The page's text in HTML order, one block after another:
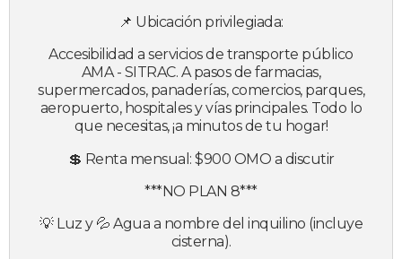
📌 Ubicación privilegiada:
Accesibilidad a servicios de transporte público
AMA - SITRAC. A pasos de farmacias,
supermercados, panaderías, comercios, parques,
aeropuerto, hospitales y vías principales. Todo lo
que necesitas, ¡a minutos de tu hogar!
💲 Renta mensual: $900 OMO a discutir
***NO PLAN 8***
💡 Luz y 💦 Agua a nombre del inquilino (incluye
cisterna).